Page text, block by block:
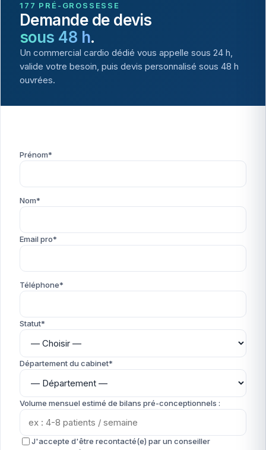
177 PRÉ-GROSSESSE
Demande de devis
sous 48 h.
Un commercial cardio dédié vous appelle sous 24 h,
valide votre besoin, puis devis personnalisé sous 48 h
ouvrées.
Prénom*
Nom*
Email pro*
Téléphone*
Statut*
Département du cabinet*
Volume mensuel estimé de bilans pré-conceptionnels :
J'accepte d'être recontacté(e) par un conseiller